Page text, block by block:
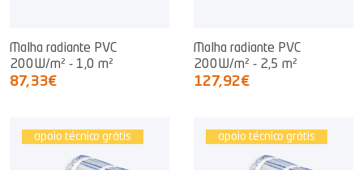
Malha radiante PVC
200W/m² - 1,0 m²
87,33€
Malha radiante PVC
200W/m² - 2,5 m²
127,92€
apoio técnico grátis apoio técnico grátis